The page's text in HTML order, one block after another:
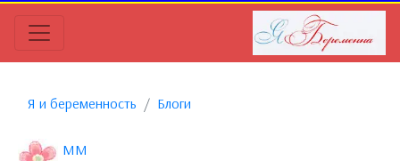
Я и беременность Блоги
MM